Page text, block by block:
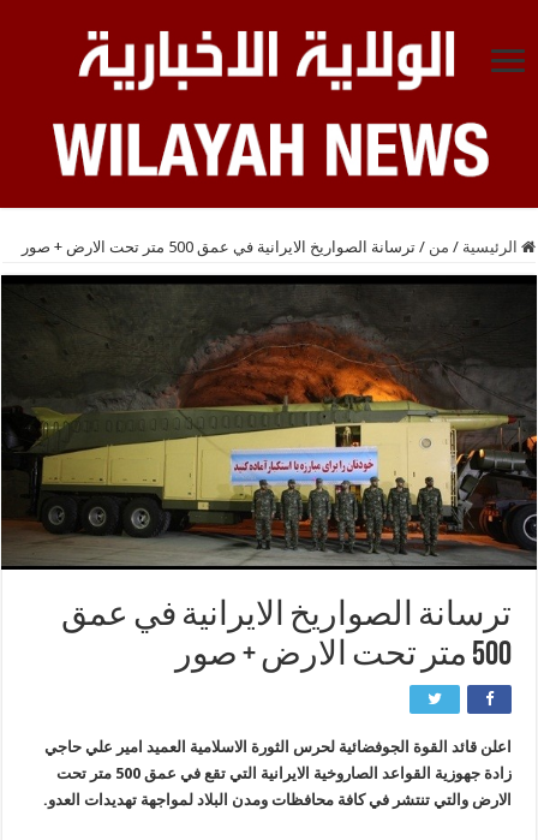
الرئيسية / من / ترسانة الصواريخ الايرانية في عمق 500 متر تحت الارض + صور
ترسانة الصواريخ الايرانية في عمق
500 متر تحت الارض + صور
اعلن قائد القوة الجوفضائية لحرس الثورة الاسلامية العميد امير علي حاجي
زادة جهوزية القواعد الصاروخية الايرانية التي تقع في عمق 500 متر تحت
الارض والتي تنتشر في كافة محافظات ومدن البلاد لمواجهة تهديدات العدو.